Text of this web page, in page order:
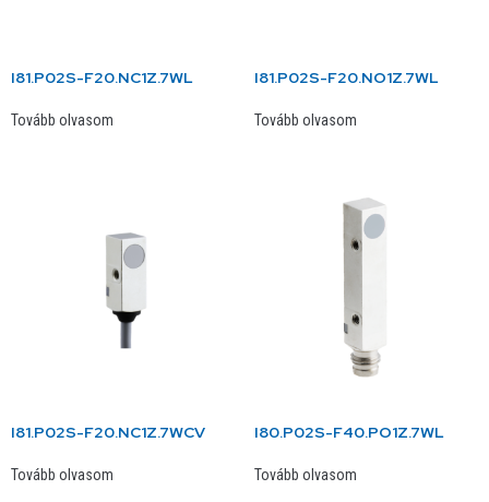
I81.P02S-F20.NC1Z.7WL
Tovább olvasom
I81.P02S-F20.NO1Z.7WL
Tovább olvasom
I81.P02S-F20.NC1Z.7WCV
Tovább olvasom
I80.P02S-F40.PO1Z.7WL
Tovább olvasom